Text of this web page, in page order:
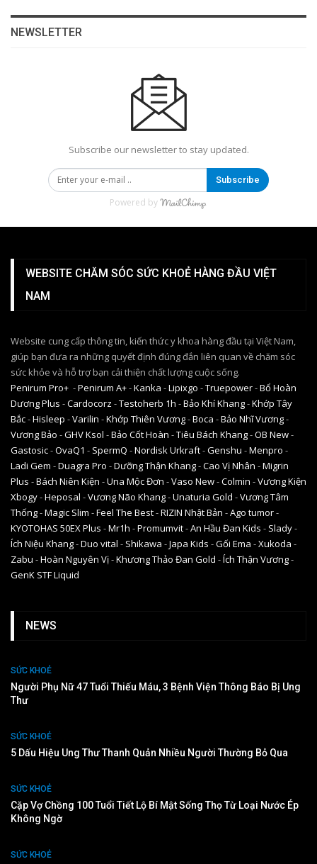
NEWSLETTER
Subscribe our newsletter to stay updated.
Subscribe
Powered by
WEBSITE CHĂM SÓC SỨC KHOẺ HÀNG ĐẦU VIỆT
NAM
Website cung cấp thông tin, kiến thức y khoa hàng đầu tại Việt Nam,
giúp bạn đưa ra những quyết định đúng đắn liên quan về chăm sóc
sức khỏe và hỗ trợ bạn cải thiện chất lượng cuộc sống.
Penirum Pro+ -Penirum A+-Kanka -Lipixgo -Truepower-Bổ Hoàn
Dương Plus -Cardocorz -Testoherb 1h -Bảo Khí Khang-Khớp Tây
Bắc-Hisleep -Varilin -Khớp Thiên Vương-Boca -Bảo Nhĩ Vương-
Vương Bảo -GHV Ksol -Bảo Cốt Hoàn -Tiêu Bách Khang-OB New-
Gastosic-OvaQ1 - SpermQ -Nordisk Urkraft-Genshu -Menpro -
Ladi Gem -Duagra Pro -Dưỡng Thận Khang-Cao Vị Nhân -Migrin
Plus -Bách Niên Kiện -Una Mộc Đơn -Vaso New-Colmin -Vương Kiện
Xbogy-Heposal -Vương Não Khang-Unaturia Gold -Vương Tâm
Thống-Magic Slim -Feel The Best-RIZIN Nhật Bản -Ago tumor-
KYOTOHAS 50EX Plus -Mr1h -Promumvit-An Hầu Đan Kids - Slady-
Ích Niệu Khang-Duo vital - Shikawa -Japa Kids -Gối Ema -Xukoda -
Zabu -Hoàn Nguyên Vị-Khương Thảo Đan Gold -Ích Thận Vương-
GenK STF Liquid
NEWS
SỨC KHOẺ
Người Phụ Nữ 47 Tuổi Thiếu Máu, 3 Bệnh Viện Thông Báo Bị Ung
Thư
SỨC KHOẺ
5 Dấu Hiệu Ung Thư Thanh Quản Nhiều Người Thường Bỏ Qua
SỨC KHOẺ
Cặp Vợ Chồng 100 Tuổi Tiết Lộ Bí Mật Sống Thọ Từ Loại Nước Ép
Không Ngờ
SỨC KHOẺ